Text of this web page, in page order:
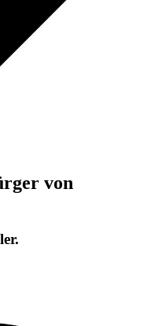
von
.